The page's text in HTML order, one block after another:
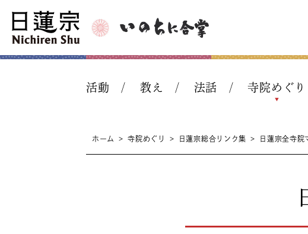
活動 教え 法話 寺院めぐり
ホーム > 寺院めぐり > 日蓮宗総合リンク集 > 日蓮宗全寺院